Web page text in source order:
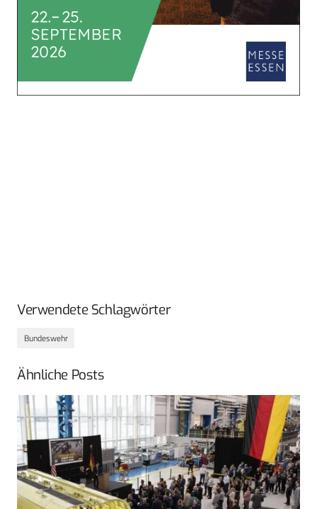
Verwendete Schlagwörter
Bundeswehr
Ähnliche Posts